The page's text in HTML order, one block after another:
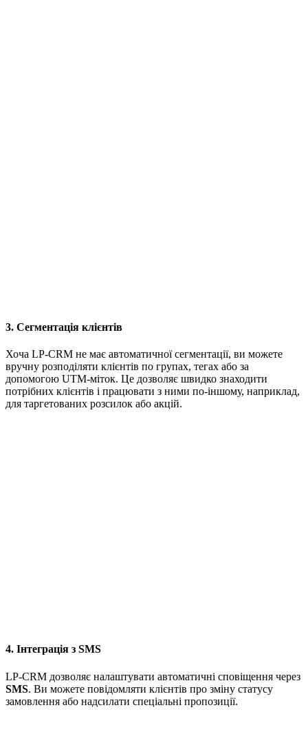
3. Сегментація клієнтів
Хоча LP-CRM не має автоматичної сегментації, ви можете
вручну розподіляти клієнтів по групах, тегах або за
допомогою UTM-міток. Це дозволяє швидко знаходити
потрібних клієнтів і працювати з ними по-іншому, наприклад,
для таргетованих розсилок або акцій.
4. Інтеграція з SMS
LP-CRM дозволяє налаштувати автоматичні сповіщення через
SMS. Ви можете повідомляти клієнтів про зміну статусу
замовлення або надсилати спеціальні пропозиції.